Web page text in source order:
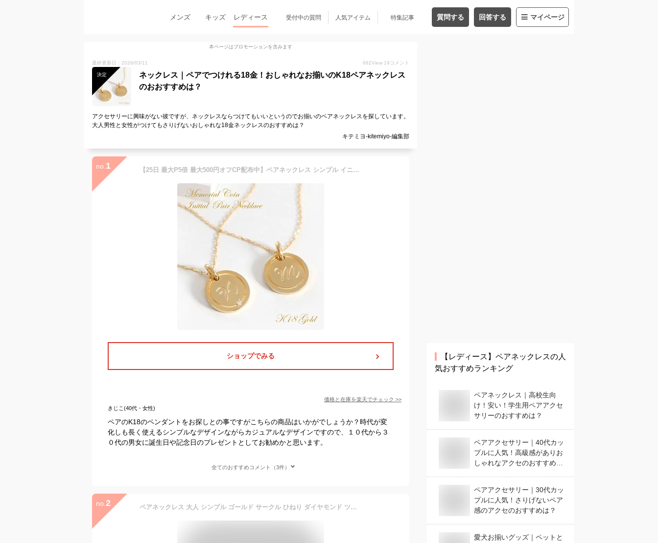
メンズ キッズ レディース 受付中の質問 人気アイテム 特集記事 質問する 回答する マイページ
本ページはプロモーションを含みます
最終更新日：2026/03/11 682View 19 コメント
決定
ネックレス｜ペアでつけれる18金！おしゃれなお揃いのK18ペアネックレス
のおおすすめは？
アクセサリーに興味がない彼ですが、ネックレスならつけてもいいというのでお揃いのペアネックレスを探しています。
大人男性と女性がつけてもさりげないおしゃれな18金ネックレスのおすすめは？
キテミヨ-kitemiyo-編集部
no. 1 【25日 最大P5倍 最大500円オフCP配布中】ペアネックレス シンプル イニシャル 18金 K18 イエローゴールド 刻印 名入れ 名前 入り コインネックレス イニシャルネックレス 誕生日 メッセージ 文字 刻む 彫り レディース 一粒 ダイヤモンド モバナナ 銀婚式 ギフト
ショップでみる
価格と在庫を楽天でチェック >>
きじこ(40代・女性)
ペアのK18のペンダントをお探しとの事ですがこちらの商品はいかがでしょうか？時代が変
化しも長く使えるシンプルなデザインながらカジュアルなデザインですので、１０代から３
０代の男女に誕生日や記念日のプレゼントとしてお勧めかと思います。
全てのおすすめコメント（3件）
no. 2 ペアネックレス 大人 シンプル ゴールド サークル ひねり ダイヤモンド ツイスト 大人 ペンダント 2本セット ペア ネックレス K18 18金 チェーン 大人 婚約 結婚式 カップル ペアルック 受注製作
【レディース】 ペアネックレスの人
気おすすめランキング
ペアネックレス｜高校生向
け！安い！学生用ペアアクセ
サリーのおすすめは？
ペアアクセサリー｜40代カッ
プルに人気！高級感がありお
しゃれなアクセのおすすめ
ペアアクセサリー｜30代カッ
プルに人気！さりげないペア
感のアクセのおすすめは？
愛犬お揃いグッズ｜ペットと